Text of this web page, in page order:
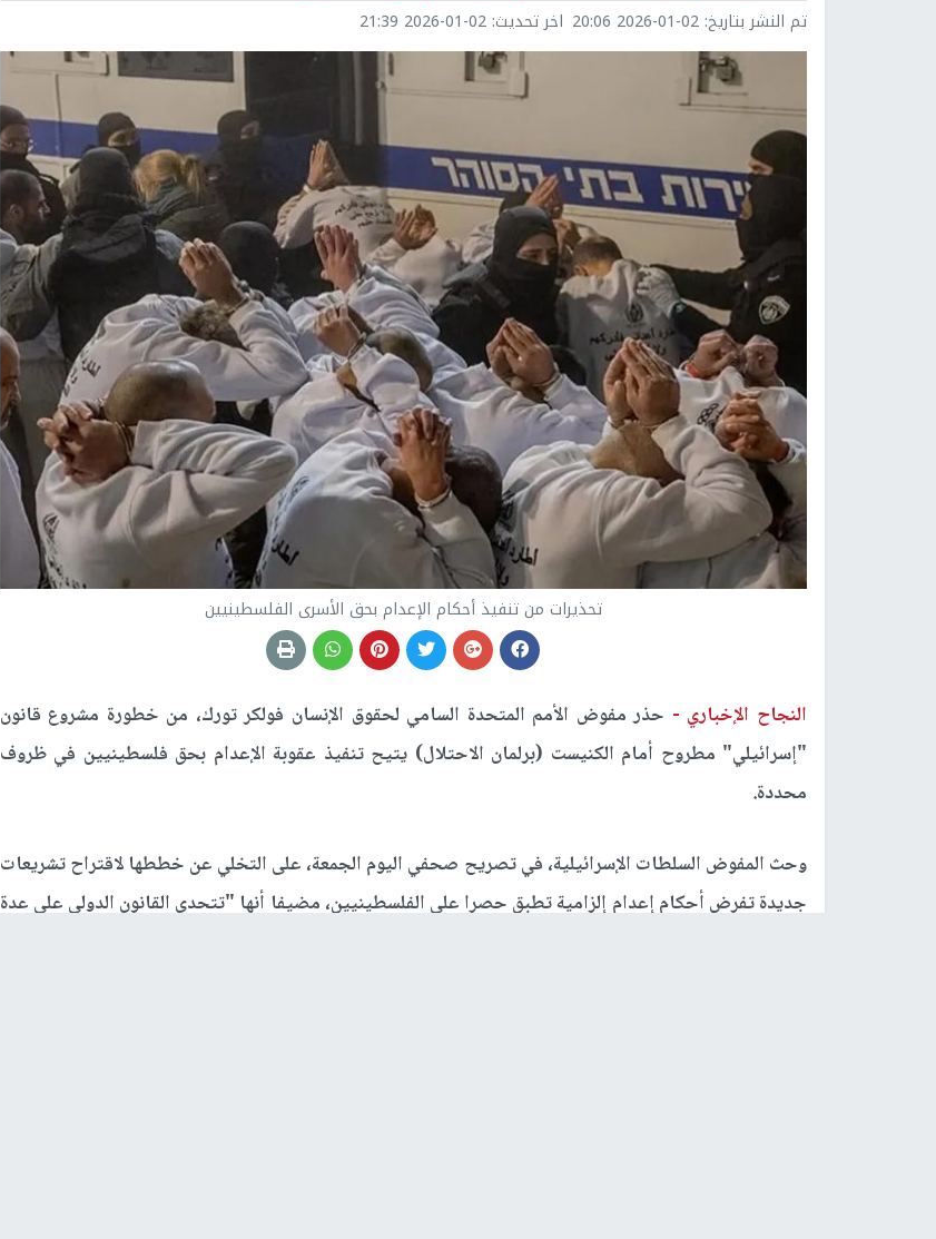
تم النشر بتاريخ: 2026-01-02 20:06 اخر تحديث: 2026-01-02 21:39
تحذيرات من تنفيذ أحكام الإعدام بحق الأسرى الفلسطينيين
النجاح الإخباري - حذر مفوض الأمم المتحدة السامي لحقوق الإنسان فولكر تورك، من خطورة مشروع قانون
"إسرائيلي" مطروح أمام الكنيست (برلمان الاحتلال) يتيح تنفيذ عقوبة الإعدام بحق فلسطينيين في ظروف
محددة.
وحث المفوض السلطات الإسرائيلية، في تصريح صحفي اليوم الجمعة، على التخلي عن خططها لاقتراح تشريعات
جديدة تفرض أحكام إعدام إلزامية تطبق حصرا على الفلسطينيين، مضيفا أنها "تتحدى القانون الدولي على عدة